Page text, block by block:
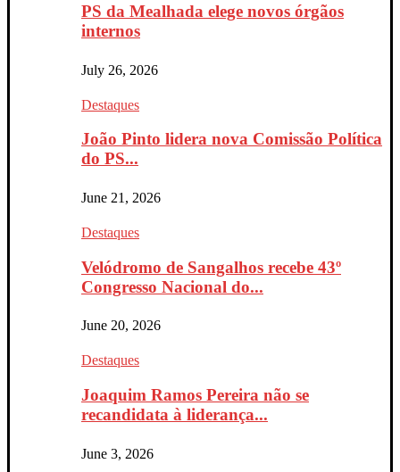
PS da Mealhada elege novos órgãos
internos
July 26, 2026
Destaques
João Pinto lidera nova Comissão Política
do PS...
June 21, 2026
Destaques
Velódromo de Sangalhos recebe 43º
Congresso Nacional do...
June 20, 2026
Destaques
Joaquim Ramos Pereira não se
recandidata à liderança...
June 3, 2026